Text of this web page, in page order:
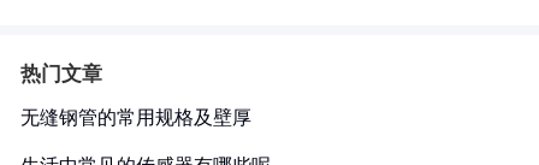
热门文章
无缝钢管的常用规格及壁厚